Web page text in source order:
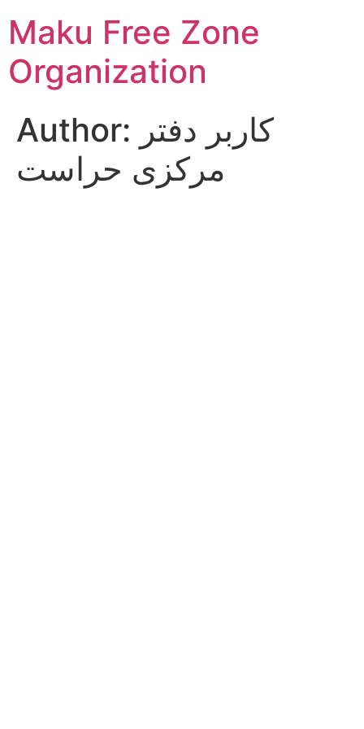
content
Maku Free Zone
Organization
Author: کاربر دفتر
مرکزی حراست